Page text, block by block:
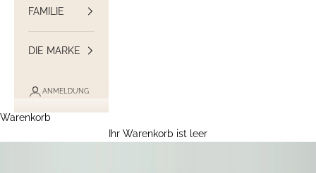
FAMILIE
DIE MARKE
ANMELDUNG
Warenkorb
Ihr Warenkorb ist leer